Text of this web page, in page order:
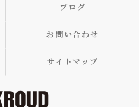
ブログ
お問い合わせ
サイトマップ